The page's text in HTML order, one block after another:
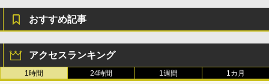
おすすめ記事
アクセスランキング
1時間 24時間 1週間 1カ月